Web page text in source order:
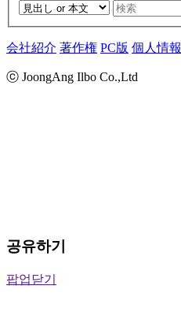
会社紹介 著作権 PC版 個人情報
ⓒ JoongAng Ilbo Co.,Ltd
공유하기
팝업닫기